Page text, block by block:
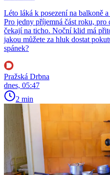
Léto láká k posezení na balkoně
Pro jedny příjemná část roku,
čekají na ticho. Noční klid má
jakou můžete za hluk dostat
spánek?
Pražská Drbna
dnes, 05:47
2 min